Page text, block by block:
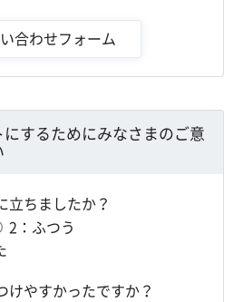
するためにみなさまのご意
立ちましたか？
2：ふつう
けやすかったですか？